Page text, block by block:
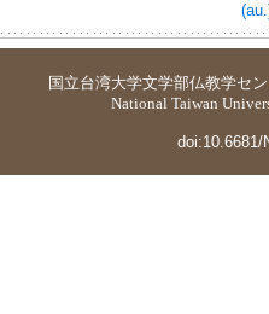
国立台湾大学文学部仏教学セ
National Taiwan
doi:10.6681/